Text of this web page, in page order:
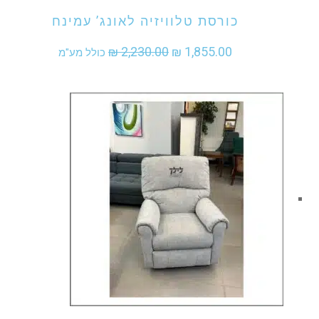
כורסת טלוויזיה לאונג’ עמינח
₪2,230.00
המחיר
היה:
₪ 2,230.00.
₪ 1,855.00
המחיר
כולל מע"מ